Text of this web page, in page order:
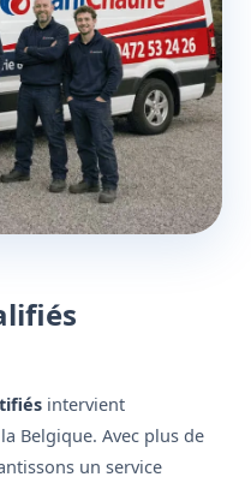
intervient
Belgique. Avec plus de
un service